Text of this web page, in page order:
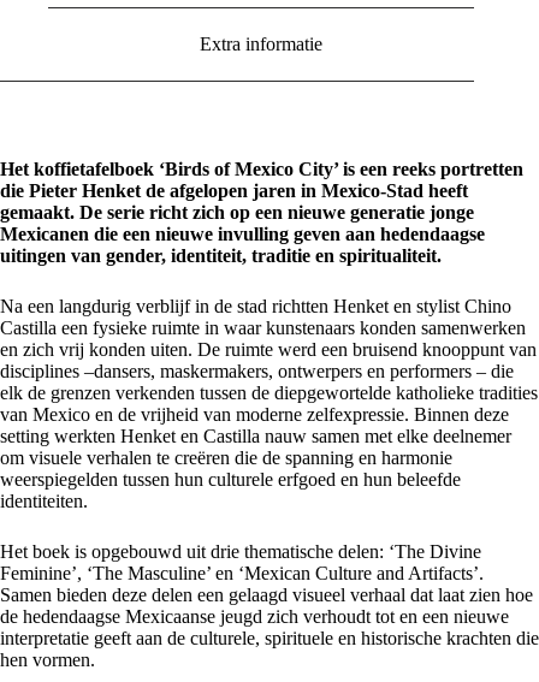
Extra informatie
Het koffietafelboek ‘Birds of Mexico City’ is een reeks portretten
die Pieter Henket de afgelopen jaren in Mexico-Stad heeft
gemaakt. De serie richt zich op een nieuwe generatie jonge
Mexicanen die een nieuwe invulling geven aan hedendaagse
uitingen van gender, identiteit, traditie en spiritualiteit.
Na een langdurig verblijf in de stad richtten Henket en stylist Chino
Castilla een fysieke ruimte in waar kunstenaars konden samenwerken
en zich vrij konden uiten. De ruimte werd een bruisend knooppunt van
disciplines –dansers, maskermakers, ontwerpers en performers – die
elk de grenzen verkenden tussen de diepgewortelde katholieke tradities
van Mexico en de vrijheid van moderne zelfexpressie. Binnen deze
setting werkten Henket en Castilla nauw samen met elke deelnemer
om visuele verhalen te creëren die de spanning en harmonie
weerspiegelden tussen hun culturele erfgoed en hun beleefde
identiteiten.
Het boek is opgebouwd uit drie thematische delen: ‘The Divine
Feminine’, ‘The Masculine’ en ‘Mexican Culture and Artifacts’.
Samen bieden deze delen een gelaagd visueel verhaal dat laat zien hoe
de hedendaagse Mexicaanse jeugd zich verhoudt tot en een nieuwe
interpretatie geeft aan de culturele, spirituele en historische krachten die
hen vormen.